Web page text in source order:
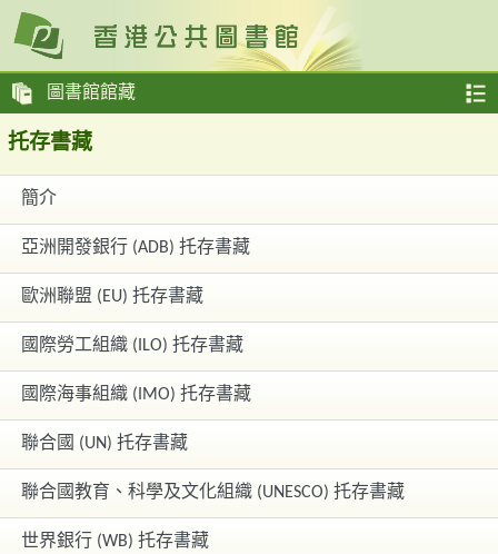
圖書館館藏
托存書藏
簡介
亞洲開發銀行 (ADB) 托存書藏
歐洲聯盟 (EU) 托存書藏
國際勞工組織 (ILO) 托存書藏
國際海事組織 (IMO) 托存書藏
聯合國 (UN) 托存書藏
聯合國教育、科學及文化組織 (UNESCO) 托存書藏
世界銀行 (WB) 托存書藏